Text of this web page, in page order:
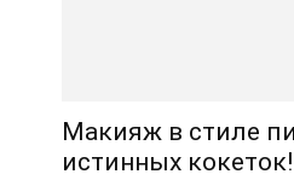
Макияж в стиле
истинных кокеток!